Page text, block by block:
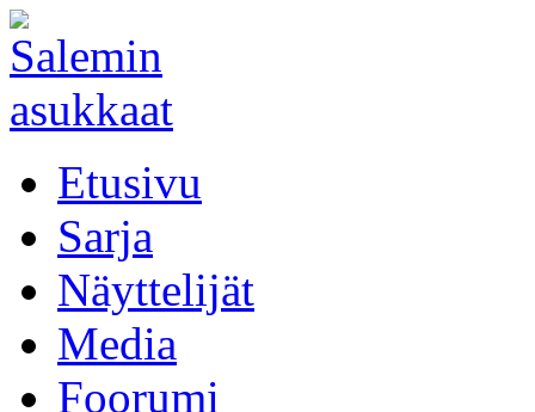
Etusivu
Sarja
Näyttelijät
Media
Foorumi